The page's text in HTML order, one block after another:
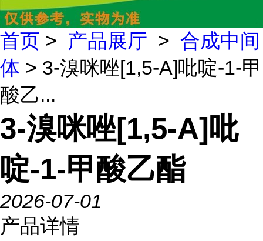
首页 > 产品展厅 > 合成中间
体 > 3-溴咪唑[1,5-A]吡啶-1-甲
酸乙...
3-溴咪唑[1,5-A]吡
啶-1-甲酸乙酯
2026-07-01
产品详情